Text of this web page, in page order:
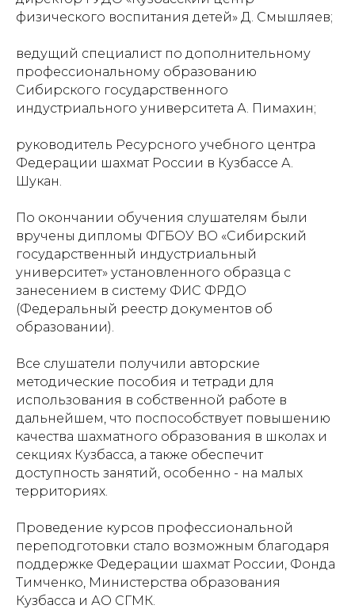
физического воспитания детей» Д. Смышляев;
ведущий специалист по дополнительному
профессиональному образованию
Сибирского государственного
индустриального университета А. Пимахин;
руководитель Ресурсного учебного центра
Федерации шахмат России в Кузбассе А.
Шукан.
По окончании обучения слушателям были
вручены дипломы ФГБОУ ВО «Сибирский
государственный индустриальный
университет» установленного образца с
занесением в систему ФИС ФРДО
(Федеральный реестр документов об
образовании).
Все слушатели получили авторские
методические пособия и тетради для
использования в собственной работе в
дальнейшем, что поспособствует повышению
качества шахматного образования в школах и
секциях Кузбасса, а также обеспечит
доступность занятий, особенно - на малых
территориях.
Проведение курсов профессиональной
переподготовки стало возможным благодаря
поддержке Федерации шахмат России, Фонда
Тимченко, Министерства образования
Кузбасса и АО СГМК.
Проекты
Документация
Новости
Партнеры